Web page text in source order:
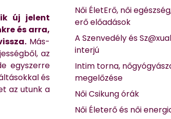
új jelent
és arra,
Más-
az
egyszerre
és
az utunk a
Női ÉletErő, női
erő előadások
A Szenvedély és
interjú
Intim torna,
megelőzése
Női Csikung órák
Női Életerő és női